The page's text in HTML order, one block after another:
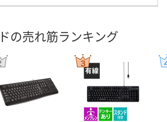
の売れ筋ランキング